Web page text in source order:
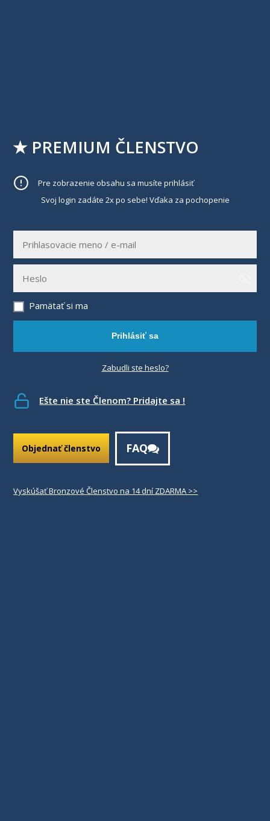
★ PREMIUM ČLENSTVO
Pre zobrazenie obsahu sa musíte prihlásiť
Svoj login zadáte 2x po sebe! Vďaka za pochopenie
Pamätať si ma
Prihlásiť sa
Zabudli ste heslo?
Ešte nie ste Členom? Pridajte sa !
Objednať členstvo FAQ
Vyskúšať Bronzové Členstvo na 14 dní ZDARMA >>